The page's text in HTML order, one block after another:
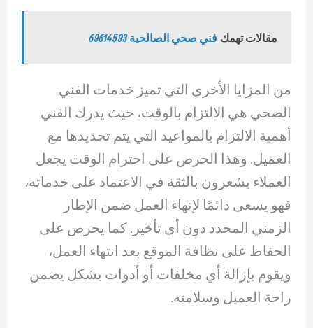
مقالات تهمك فني صحي الصالحية 69614593
من المزايا الأخرى التي تميز خدمات الفني
الصحي هي الالتزام بالوقت، حيث يدرك الفني
أهمية الالتزام بالمواعيد التي يتم تحديدها مع
العميل. وهذا الحرص على احترام الوقت يجعل
العملاء يشعرون بالثقة في الاعتماد على خدماته،
فهو يسعى دائمًا لإنهاء العمل ضمن الإطار
الزمني المحدد دون أي تأخير. كما يحرص على
الحفاظ على نظافة الموقع بعد انتهاء العمل،
ويقوم بإزالة أي مخلفات أو أدوات بشكل يضمن
راحة العميل وسلامته.